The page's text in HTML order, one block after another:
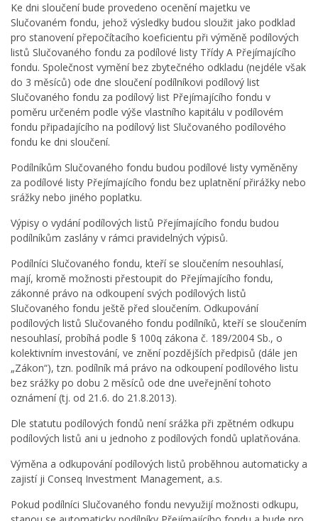
Ke dni sloučení bude provedeno ocenění majetku ve
Slučovaném fondu, jehož výsledky budou sloužit jako podklad
pro stanovení přepočítacího koeficientu při výměně podílových
listů Slučovaného fondu za podílové listy Třídy A Přejímajícího
fondu. Společnost vymění bez zbytečného odkladu (nejdéle však
do 3 měsíců) ode dne sloučení podílníkovi podílový list
Slučovaného fondu za podílový list Přejímajícího fondu v
poměru určeném podle výše vlastního kapitálu v podílovém
fondu připadajícího na podílový list Slučovaného podílového
fondu ke dni sloučení.
Podílníkům Slučovaného fondu budou podílové listy vyměněny
za podílové listy Přejímajícího fondu bez uplatnění přirážky nebo
srážky nebo jiného poplatku.
Výpisy o vydání podílových listů Přejímajícího fondu budou
podílníkům zaslány v rámci pravidelných výpisů.
Podílníci Slučovaného fondu, kteří se sloučením nesouhlasí,
mají, kromě možnosti přestoupit do Přejímajícího fondu,
zákonné právo na odkoupení svých podílových listů
Slučovaného fondu ještě před sloučením. Odkupování
podílových listů Slučovaného fondu podílníků, kteří se sloučením
nesouhlasí, probíhá podle § 100q zákona č. 189/2004 Sb., o
kolektivním investování, ve znění pozdějších předpisů (dále jen
„Zákon“), tzn. podílník má právo na odkoupení podílového listu
bez srážky po dobu 2 měsíců ode dne uveřejnění tohoto
oznámení (tj. od 21.6. do 21.8.2013).
Dle statutu podílových fondů není srážka při zpětném odkupu
podílových listů ani u jednoho z podílových fondů uplatňována.
Výměna a odkupování podílových listů proběhnou automaticky a
zajistí ji Conseq Investment Management, a.s.
Pokud podílníci Slučovaného fondu nevyužijí možnosti odkupu,